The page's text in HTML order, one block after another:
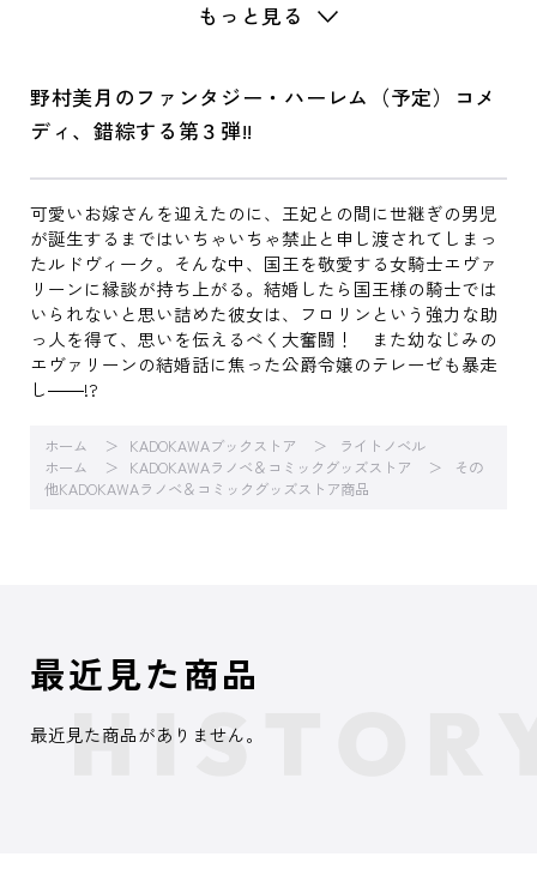
もっと見る
野村美月のファンタジー・ハーレム（予定）コメ
ディ、錯綜する第３弾!!
可愛いお嫁さんを迎えたのに、王妃との間に世継ぎの男児
が誕生するまではいちゃいちゃ禁止と申し渡されてしまっ
たルドヴィーク。そんな中、国王を敬愛する女騎士エヴァ
リーンに縁談が持ち上がる。結婚したら国王様の騎士では
いられないと思い詰めた彼女は、フロリンという強力な助
っ人を得て、思いを伝えるべく大奮闘！ また幼なじみの
エヴァリーンの結婚話に焦った公爵令嬢のテレーゼも暴走
し――!?
ホーム KADOKAWAブックストア
ライトノベル
ホーム
KADOKAWAラノベ＆コミックグッズストア
その
他KADOKAWAラノベ＆コミックグッズストア商品
最近見た商品
最近見た商品がありません。